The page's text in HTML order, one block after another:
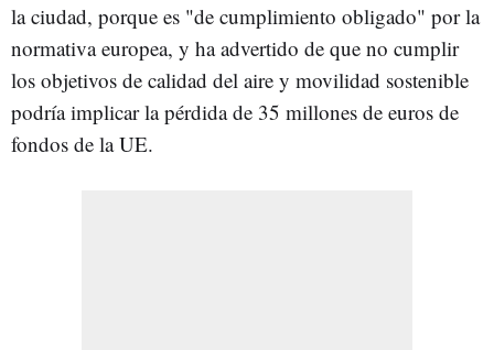
la ciudad, porque es "de cumplimiento obligado" por la
normativa europea, y ha advertido de que no cumplir
los objetivos de calidad del aire y movilidad sostenible
podría implicar la pérdida de 35 millones de euros de
fondos de la UE.